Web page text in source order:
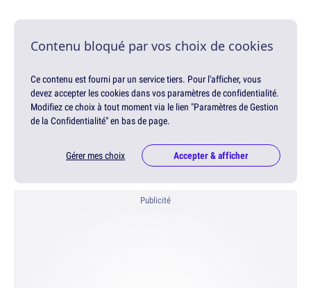
Contenu bloqué par vos choix de cookies
Ce contenu est fourni par un service tiers. Pour l'afficher, vous
devez accepter les cookies dans vos paramètres de confidentialité.
Modifiez ce choix à tout moment via le lien "Paramètres de Gestion
de la Confidentialité" en bas de page.
Gérer mes choix Accepter & afficher
Publicité